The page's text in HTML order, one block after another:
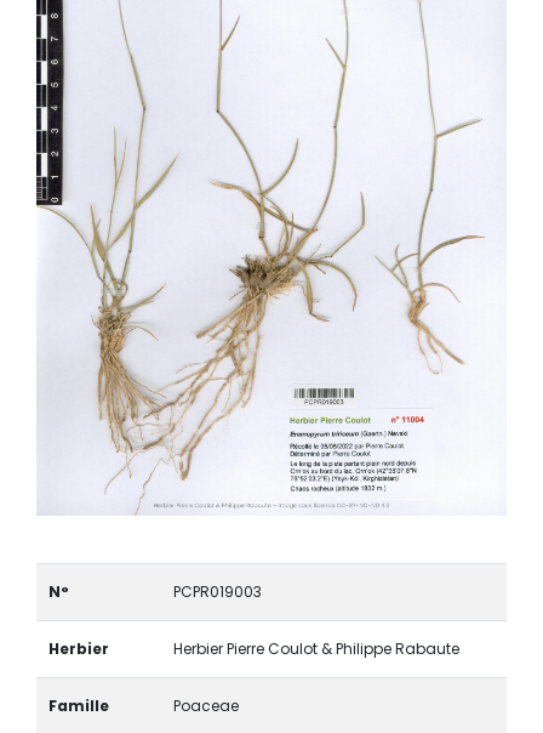
N° PCPR019003
Herbier Herbier Pierre Coulot & Philippe Rabaute
Famille Poaceae